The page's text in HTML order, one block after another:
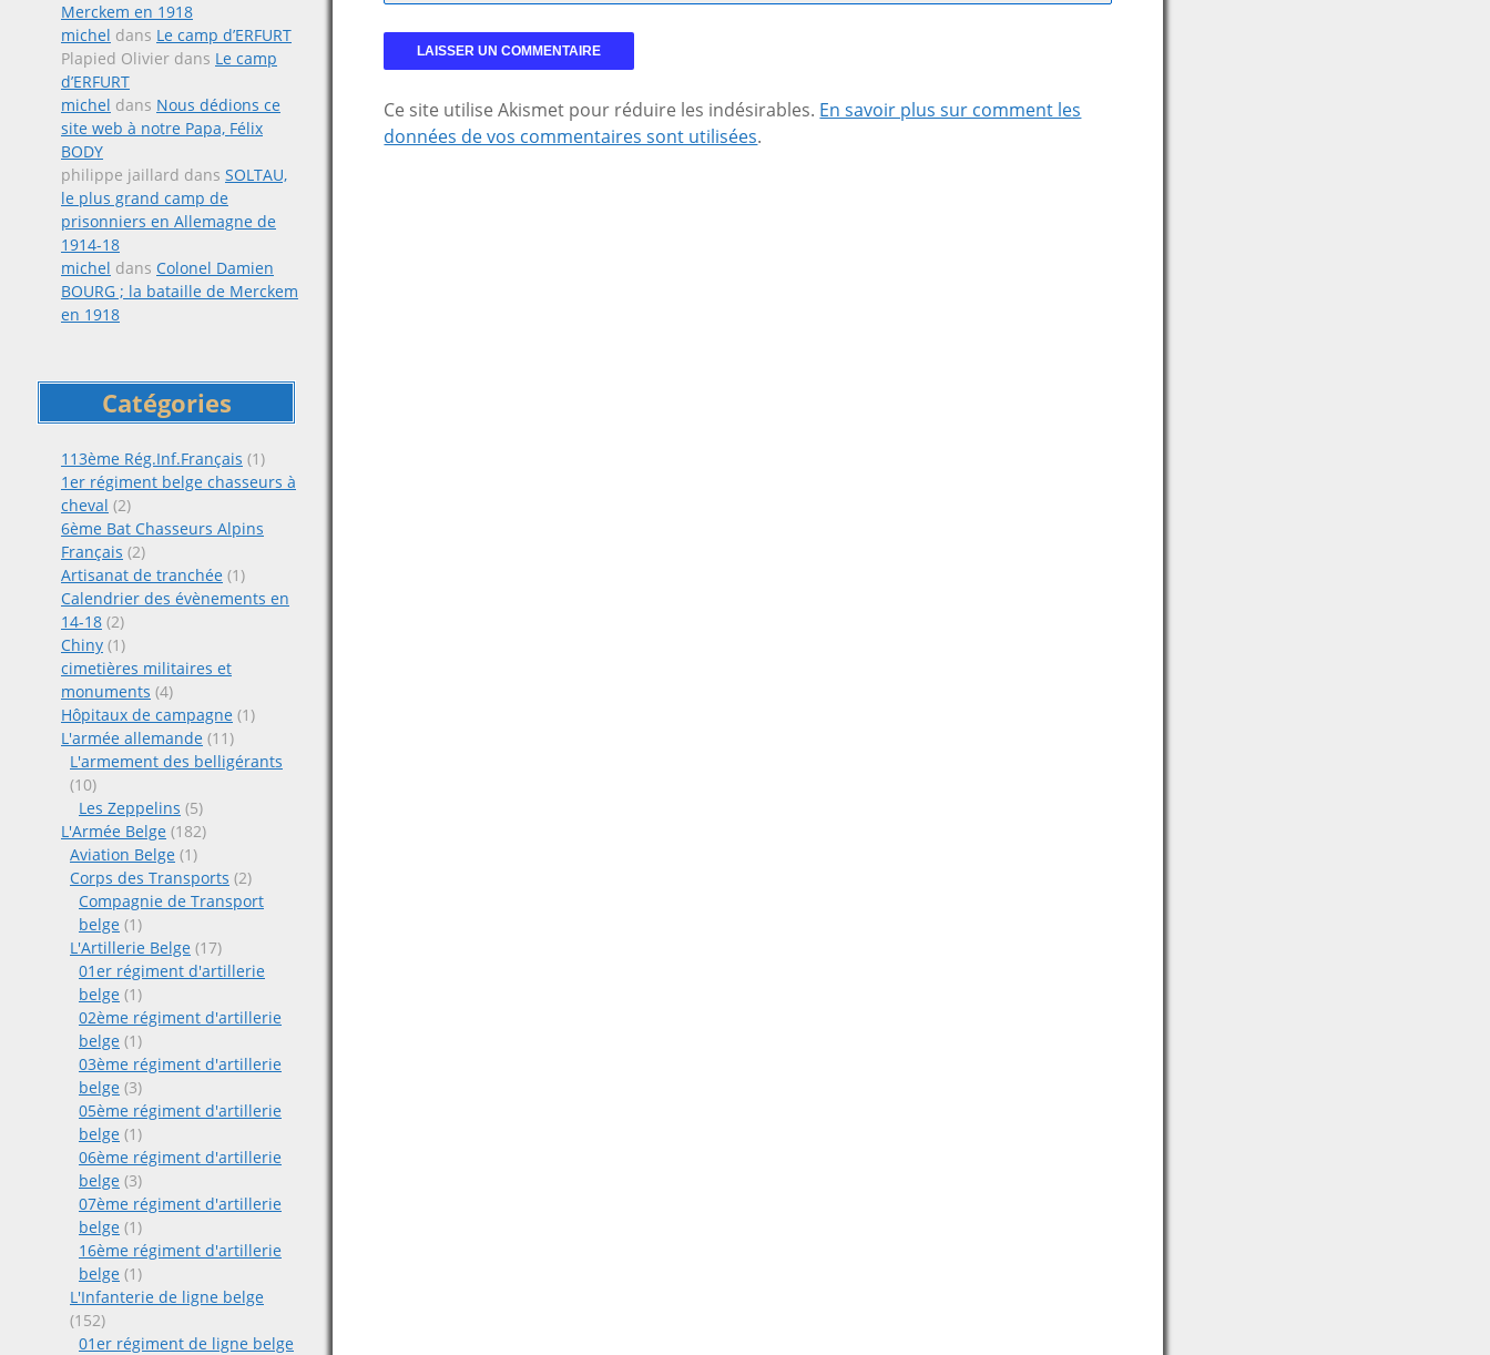
Merckem en 1918
michel dans Le camp d’ERFURT
Plapied Olivier dans Le camp
d’ERFURT
michel dans Nous dédions ce
site web à notre Papa, Félix
BODY
philippe jaillard dans SOLTAU,
le plus grand camp de
prisonniers en Allemagne de
1914-18
michel dans Colonel Damien
BOURG ; la bataille de Merckem
en 1918
Catégories
113ème Rég.Inf.Français (1)
1er régiment belge chasseurs à
cheval (2)
6ème Bat Chasseurs Alpins
Français (2)
Artisanat de tranchée (1)
Calendrier des évènements en
14-18 (2)
Chiny (1)
cimetières militaires et
monuments (4)
Hôpitaux de campagne (1)
L'armée allemande (11)
L'armement des belligérants
(10)
Les Zeppelins (5)
L'Armée Belge (182)
Aviation Belge (1)
Corps des Transports (2)
Compagnie de Transport
belge (1)
L'Artillerie Belge (17)
01er régiment d'artillerie
belge (1)
02ème régiment d'artillerie
belge (1)
03ème régiment d'artillerie
belge (3)
05ème régiment d'artillerie
belge (1)
06ème régiment d'artillerie
belge (3)
07ème régiment d'artillerie
belge (1)
16ème régiment d'artillerie
belge (1)
L'Infanterie de ligne belge
(152)
01er régiment de ligne belge
Ce site utilise Akismet pour réduire les indésirables. En savoir plus sur comment les
données de vos commentaires sont utilisées.